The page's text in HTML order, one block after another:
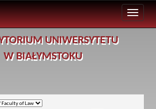
UNIWERSYTETU
W BIAŁYMSTOKU